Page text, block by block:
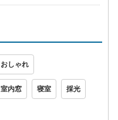
おしゃれ
室内窓 寝室 採光